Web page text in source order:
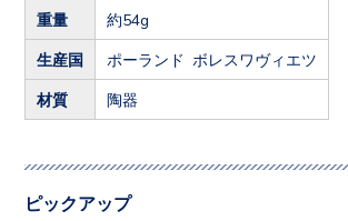
重量 約54g
生産国 ポーランド ボレスワヴィエツ
材質 陶器
ピックアップ